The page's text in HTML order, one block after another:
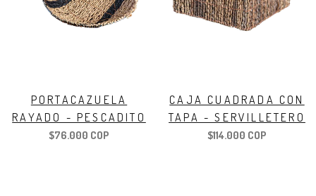
PORTACAZUELA
RAYADO - PESCADITO
$76.000 COP
CAJA CUADRADA CON
TAPA - SERVILLETERO
$114.000 COP